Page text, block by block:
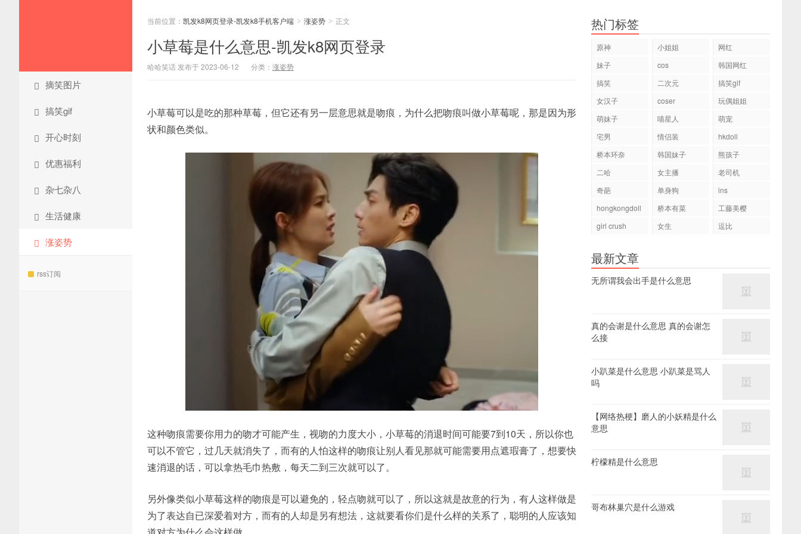
摘笑图片
搞笑gif
开心时刻
优惠福利
杂七杂八
生活健康
涨姿势
rss订阅
当前位置： 凯发k8网页登录-凯发k8手机客户端 > 涨姿势 > 正文
小草莓是什么意思-凯发k8网页登录
哈哈笑话 发布于 2023-06-12 分类： 涨姿势
小草莓可以是吃的那种草莓，但它还有另一层意思就是吻痕，为什么把吻痕叫做小草莓呢，那是因为形
状和颜色类似。
这种吻痕需要你用力的吻才可能产生，视吻的力度大小，小草莓的消退时间可能要7到10天，所以你也
可以不管它，过几天就消失了，而有的人怕这样的吻痕让别人看见那就可能需要用点遮瑕膏了，想要快
速消退的话，可以拿热毛巾热敷，每天二到三次就可以了。
另外像类似小草莓这样的吻痕是可以避免的，轻点吻就可以了，所以这就是故意的行为，有人这样做是
为了表达自已深爱着对方，而有的人却是另有想法，这就要看你们是什么样的关系了，聪明的人应该知
热门标签
原神 小姐姐
网红
妹子
cos
韩国网红
搞笑
二次元
搞笑gif
女汉子
coser
玩偶姐姐
萌妹子
喵星人
萌宠
宅男
情侣装
hkdoll
桥本环奈
韩国妹子
熊孩子
二哈
女主播
老司机
奇葩
单身狗
ins
hongkongdoll
桥本有菜
工藤美樱
girl crush
女生 逗比
最新文章
无所谓我会出手是什么意思
真的会谢是什么意思 真的会谢怎
么接
小趴菜是什么意思 小趴菜是骂人
吗
【网络热梗】磨人的小妖精是什么
意思
柠檬精是什么意思
哥布林巢穴是什么游戏